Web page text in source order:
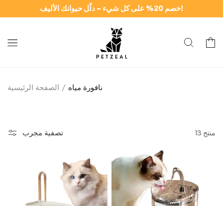
إلى
خصم 20% على كل شيء – دلّل حيوانك الأليف!
سلة
الصفحة الرئيسية نافورة مياه
تصفية مجرب 13 منتج